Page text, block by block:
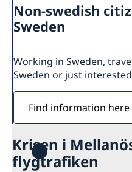
Non-swedish
Sweden
Working in Sweden,
Sweden or just
Find
information
here
Krisen i
flygtrafiken